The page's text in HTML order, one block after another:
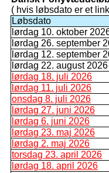
( hvis løbsdato er et
Løbsdato
lørdag 10. oktober
lørdag 26. september
lørdag 12. september
lørdag 22. august 2026
lørdag 18. juli 2026
lørdag 11. juli 2026
onsdag 8. juli 2026
lørdag 27. juni 2026
lørdag 6. juni 2026
lørdag 23. maj 2026
lørdag 2. maj 2026
torsdag 23. april 2026
lørdag 18. april 2026